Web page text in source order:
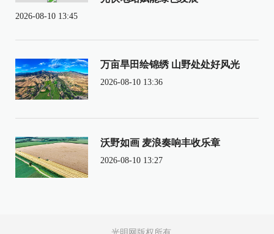
2026-08-10 13:45
万亩旱田绘锦绣 山野处处好风光
2026-08-10 13:36
沃野如画 麦浪奏响丰收乐章
2026-08-10 13:27